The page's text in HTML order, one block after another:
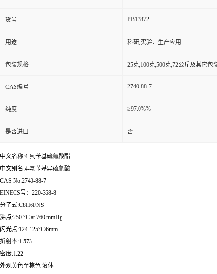
货号 PB17872
用途 科研,实验、生产应用
包装规格 25克,100克,500克,72公斤及其它包
CAS编号 2740-88-7
纯度 ≥97.0%%
是否进口 否
中文名称:4-氟苄基硫氰酸酯
中文别名:4-氟苄基异硫氰酸
CAS No:2740-88-7
EINECS号：220-368-8
分子式:C8H6FNS
沸点:250 °C at 760 mmHg
闪光点:124-125°C/6mm
折射率:1.573
密度:1.22
外观黄色至棕色 液体